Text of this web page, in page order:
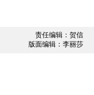
责任编辑：贺信
版面编辑：李丽莎